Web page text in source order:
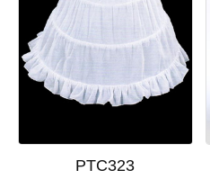
PTC323